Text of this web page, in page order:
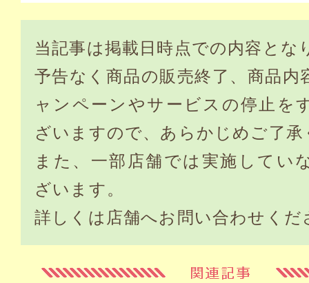
当記事は掲載日時点での内容とな
予告なく商品の販売終了、商品内
ャンペーンやサービスの停止を
ざいますので、あらかじめご了
また、一部店舗では実施してい
ざいます。
詳しくは店舗へお問い合わせくだ